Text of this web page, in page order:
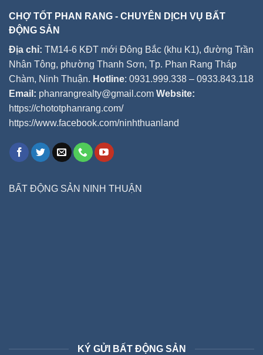
CHỢ TỐT PHAN RANG - CHUYÊN DỊCH VỤ BẤT
ĐỘNG SẢN
Địa chỉ: TM14-6 KĐT mới Đông Bắc (khu K1), đường Trần
Nhân Tông, phường Thanh Sơn, Tp. Phan Rang Tháp
Chàm, Ninh Thuận. Hotline: 0931.999.338 – 0933.843.118
Email: phanrangrealty@gmail.com Website:
https://chototphanrang.com/
https://www.facebook.com/ninhthuanland
BẤT ĐỘNG SẢN NINH THUẬN
KÝ GỬI BẤT ĐỘNG SẢN